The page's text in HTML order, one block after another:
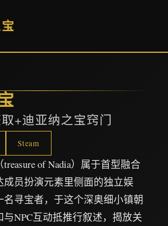
+迪亚纳之宝窍门
Steam
of Nadia）属于首型融合
成员扮演元素里侧面的独立娱
名寻宝者，于这个深奥细小镇朝
NPC互动抵推行叙述，揭放关